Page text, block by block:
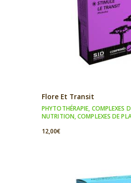
Flore Et Transit
PHYTOTHÉRAPIE, COMPLEXES
NUTRITION,COMPLEXES DE
12,00€